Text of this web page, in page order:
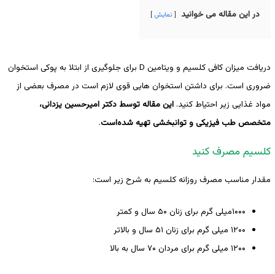
در این مقاله می خوانید نمایش
دریافت میزان کافی کلسیم و ویتامین D برای جلوگیری از ابتلا به پوکی استخوان
ضروری است. برای داشتن استخوان هایی قوی لازم است در مصرف بعضی از
مواد غذایی زیر احتیاط کنید.این مقاله توسط دکتر امیرحسین یزدانی،
متخصص طب فیزیکی و توانبخشی تهیه ‌شده‌است.
کلسیم مصرف کنید
مقدار مناسب مصرف روزانه کلسیم به شرح زیر است:
۱۰۰۰میلی گرم برای زنان ۵۰ سال و کمتر
۱۲۰۰ میلی گرم برای زنان ۵۱ سال و بالاتر
۱۲۰۰ میلی گرم برای مردان ۷۰ سال به بالا